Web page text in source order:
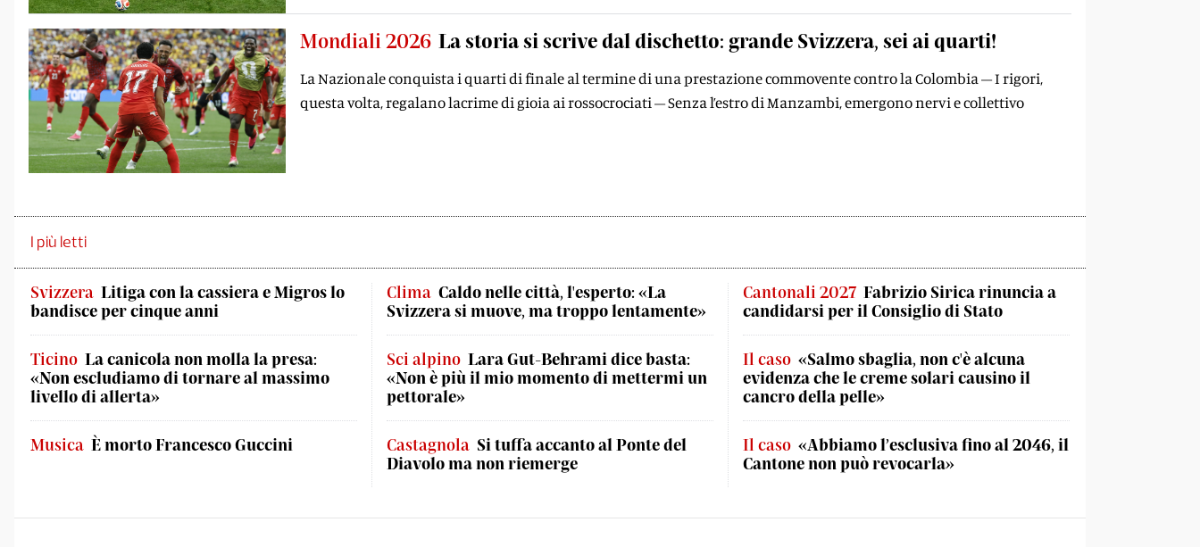
Mondiali 2026 La storia si scrive dal dischetto: grande Svizzera, sei ai quarti!
La Nazionale conquista i quarti di finale al termine di una prestazione commovente contro la Colombia – I rigori,
questa volta, regalano lacrime di gioia ai rossocrociati – Senza l’estro di Manzambi, emergono nervi e collettivo
I più letti
Svizzera Litiga con la cassiera e Migros lo
bandisce per cinque anni
Ticino La canicola non molla la presa:
«Non escludiamo di tornare al massimo
livello di allerta»
Musica È morto Francesco Guccini
Clima Caldo nelle città, l'esperto: «La
Svizzera si muove, ma troppo lentamente»
Sci alpino Lara Gut-Behrami dice basta:
«Non è più il mio momento di mettermi un
pettorale»
Castagnola Si tuffa accanto al Ponte del
Diavolo ma non riemerge
Cantonali 2027 Fabrizio Sirica rinuncia a
candidarsi per il Consiglio di Stato
Il caso «Salmo sbaglia, non c'è alcuna
evidenza che le creme solari causino il
cancro della pelle»
Il caso «Abbiamo l’esclusiva fino al 2046, il
Cantone non può revocarla»